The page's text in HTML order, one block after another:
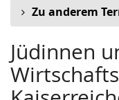
Zu anderem
Jüdinnen